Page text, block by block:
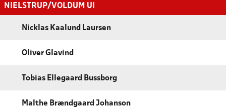
NIELSTRUP/VOLDUM UI
Nicklas Kaalund Laursen
Oliver Glavind
Tobias Ellegaard Bussborg
Malthe Brændgaard Johanson